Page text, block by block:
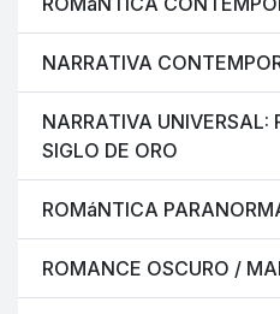
NARRATIVA
NARRATIVA UNIVERSAL:
SIGLO DE ORO
ROMáNTICA
ROMANCE OSCURO /